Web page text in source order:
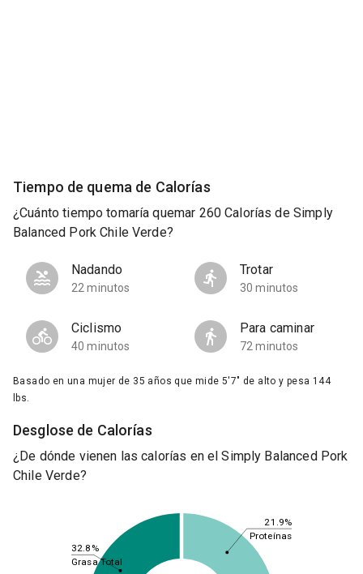
Tiempo de quema de Calorías
¿Cuánto tiempo tomaría quemar 260 Calorías de Simply
Balanced Pork Chile Verde?
Nadando
22 minutos
Trotar
30 minutos
Ciclismo
40 minutos
Para caminar
72 minutos
Basado en una mujer de 35 años que mide 5'7" de alto y pesa 144
lbs.
Desglose de Calorías
¿De dónde vienen las calorías en el Simply Balanced Pork
Chile Verde?
21.9%
32.8%
Proteínas
Grasa Total